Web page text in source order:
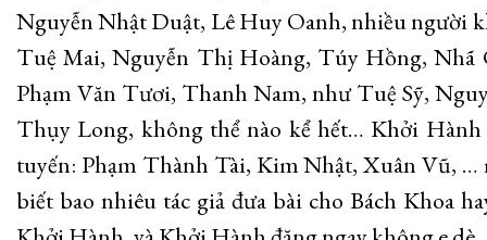
Nguyễn Nhật Duật, Lê Huy Oanh, nhiều người
Tuệ Mai, Nguyễn Thị Hoàng, Túy Hồng, Nhã
Phạm Văn Tươi, Thanh Nam, như Tuệ Sỹ,
Thụy Long, không thể nào kể hết… Khởi
tuyến: Phạm Thành Tài, Kim Nhật, Xuân Vũ, …
biết bao nhiêu tác giả đưa bài cho Bách Khoa